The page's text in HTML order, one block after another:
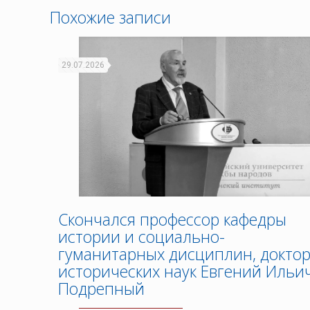
Похожие записи
29.07.2026
Скончался профессор кафедры
истории и социально-
гуманитарных дисциплин, доктор
исторических наук Евгений
Подрепный